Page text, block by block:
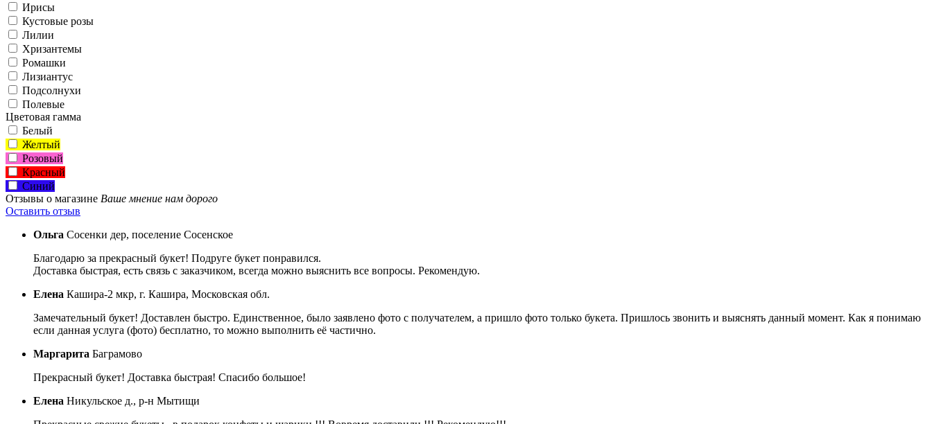
Ирисы
Кустовые розы
Лилии
Хризантемы
Ромашки
Лизиантус
Подсолнухи
Полевые
Цветовая гамма
Белый
Желтый
Розовый
Красный
Синий
Отзывы о магазине Ваше мнение нам дорого
Оставить отзыв
Ольга Сосенки дер, поселение Сосенское
Благодарю за прекрасный букет! Подруге букет понравился.
Доставка быстрая, есть связь с заказчиком, всегда можно выяснить все вопросы. Рекомендую.
Елена Кашира-2 мкр, г. Кашира, Московская обл.
Замечательный букет! Доставлен быстро. Единственное, было заявлено фото с получателем, а пришло фото только букета. Пришлось звонить и выяснять данный момент. Как я понимаю
если данная услуга (фото) бесплатно, то можно выполнить её частично.
Маргарита Баграмово
Прекрасный букет! Доставка быстрая! Спасибо большое!
Елена Никульское д., р-н Мытищи